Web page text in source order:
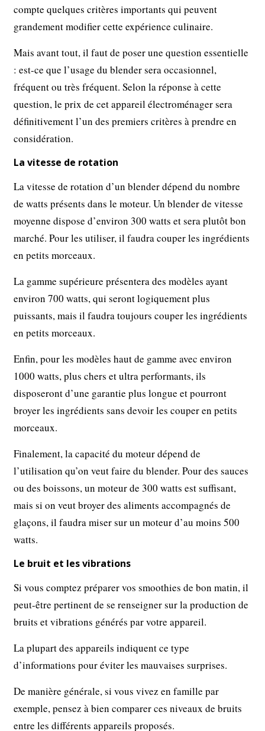
compte quelques critères importants qui peuvent
grandement modifier cette expérience culinaire.
Mais avant tout, il faut de poser une question essentielle
: est-ce que l’usage du blender sera occasionnel,
fréquent ou très fréquent. Selon la réponse à cette
question, le prix de cet appareil électroménager sera
définitivement l’un des premiers critères à prendre en
considération.
La vitesse de rotation
La vitesse de rotation d’un blender dépend du nombre
de watts présents dans le moteur. Un blender de vitesse
moyenne dispose d’environ 300 watts et sera plutôt bon
marché. Pour les utiliser, il faudra couper les ingrédients
en petits morceaux.
La gamme supérieure présentera des modèles ayant
environ 700 watts, qui seront logiquement plus
puissants, mais il faudra toujours couper les ingrédients
en petits morceaux.
Enfin, pour les modèles haut de gamme avec environ
1000 watts, plus chers et ultra performants, ils
disposeront d’une garantie plus longue et pourront
broyer les ingrédients sans devoir les couper en petits
morceaux.
Finalement, la capacité du moteur dépend de
l’utilisation qu’on veut faire du blender. Pour des sauces
ou des boissons, un moteur de 300 watts est suffisant,
mais si on veut broyer des aliments accompagnés de
glaçons, il faudra miser sur un moteur d’au moins 500
watts.
Le bruit et les vibrations
Si vous comptez préparer vos smoothies de bon matin, il
peut-être pertinent de se renseigner sur la production de
bruits et vibrations générés par votre appareil.
La plupart des appareils indiquent ce type
d’informations pour éviter les mauvaises surprises.
De manière générale, si vous vivez en famille par
exemple, pensez à bien comparer ces niveaux de bruits
entre les différents appareils proposés.